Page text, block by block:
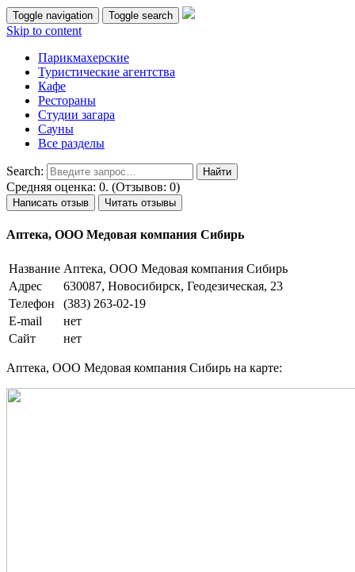
Toggle navigation Toggle search
Skip to content
Парикмахерские
Туристические агентства
Кафе
Рестораны
Студии загара
Сауны
Все разделы
Search:
Средняя оценка: 0. (Отзывов: 0)
Написать отзыв Читать отзывы
Аптека, ООО Медовая компания Сибирь
Название Аптека, ООО Медовая компания Сибирь
Адрес
630087, Новосибирск, Геодезическая, 23
Телефон
(383) 263-02-19
E-mail
нет
Сайт
нет
Аптека, ООО Медовая компания Сибирь на карте: